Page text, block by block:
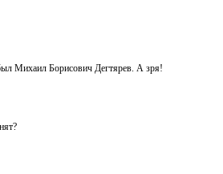
Михаил Борисович Дегтярев. А зря!